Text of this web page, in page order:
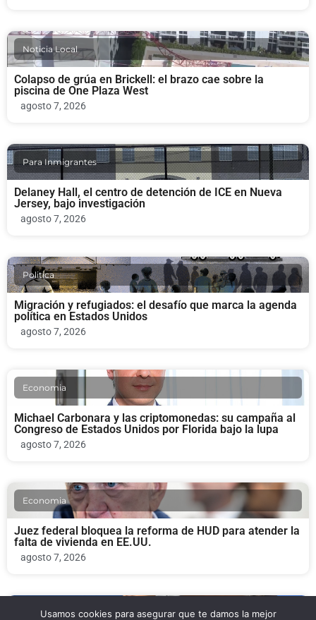
Noticia Local
Colapso de grúa en Brickell: el brazo cae sobre la
piscina de One Plaza West
agosto 7, 2026
Para Inmigrantes
Delaney Hall, el centro de detención de ICE en Nueva
Jersey, bajo investigación
agosto 7, 2026
Politica
Migración y refugiados: el desafío que marca la agenda
política en Estados Unidos
agosto 7, 2026
Economia
Michael Carbonara y las criptomonedas: su campaña al
Congreso de Estados Unidos por Florida bajo la lupa
agosto 7, 2026
Economia
Juez federal bloquea la reforma de HUD para atender la
falta de vivienda en EE.UU.
agosto 7, 2026
Familia y Crianza
Usamos cookies para asegurar que te damos la mejor